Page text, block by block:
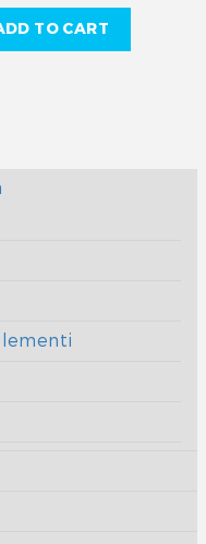
TO CART